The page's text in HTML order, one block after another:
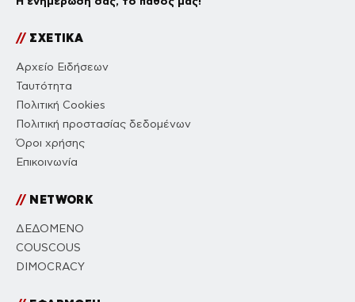
//ΣΧΕΤΙΚΑ
Αρχείο Ειδήσεων
Ταυτότητα
Πολιτική Cookies
Πολιτική προστασίας δεδομένων
Όροι χρήσης
Επικοινωνία
//NETWORK
ΔΕΔΟΜΕΝΟ
COUSCOUS
DIMOCRACY